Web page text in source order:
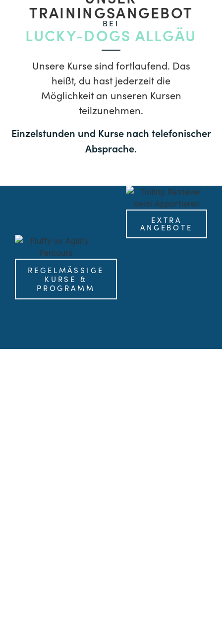
TRAININGSANGEBOT
BEI
LUCKY-DOGS ALLGÄU
Unsere Kurse sind fortlaufend. Das
heißt, du hast jederzeit die
Möglichkeit an unseren Kursen
teilzunehmen.
Einzelstunden und Kurse nach telefonischer
Absprache.
REGELMÄSSIGE K
URSE & P
ROGRAMM
EXTRA
ANGEBOTE